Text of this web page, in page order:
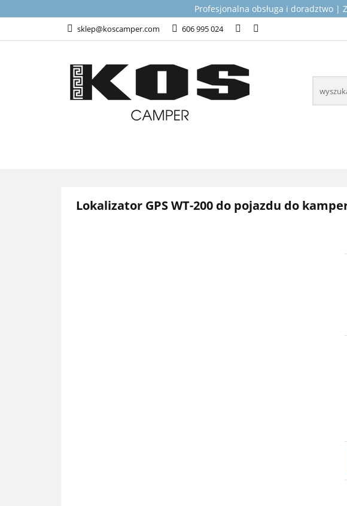
Profesjonalna obsługa i doradztwo |
sklep@koscamper.com 606 995 024
KATEGORIE TOP PRODUKTY
Lokalizator GPS WT-200 do pojazdu do